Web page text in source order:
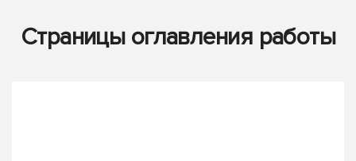
Страницы оглавления работы